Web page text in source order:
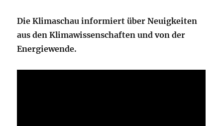
Die Klimaschau informiert über Neuigkeiten
aus den Klimawissenschaften und von der
Energiewende.